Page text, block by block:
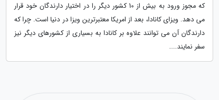
که مجوز ورود به بیش از 10 کشور دیگر را در اختیار دارندگان خود قرار
می دهد. ویزای کانادا، بعد از امریکا معتبرترین ویزا در دنیا است. چرا که
دارندگان آن می توانند علاوه بر کانادا به بسیاری از کشورهای دیگر نیز
سفر نمایند....